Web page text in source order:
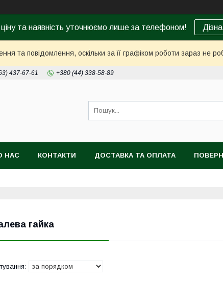
ціну та наявність уточнюємо лише за телефоном!
та повідомлення, оскільки за її графіком роботи зараз не
437-67-61 +380 (44) 338-58-89
НАС КОНТАКТИ ДОСТАВКА ТА ОПЛАТА
гайка